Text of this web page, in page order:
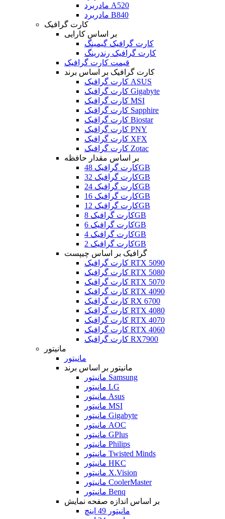
مادربرد A520
مادربرد B840
کارت گرافیک
بر اساس کارایی
کارت گرافیک گیمینگ
کارت گرافیک رندرینگ
قیمت کارت گرافیک
کارت گرافیک بر اساس برند
کارت گرافیک ASUS
کارت گرافیک Gigabyte
کارت گرافیک MSI
کارت گرافیک Sapphire
کارت گرافیک Biostar
کارت گرافیک PNY
کارت گرافیک XFX
کارت گرافیک Zotac
بر اساس مقدار حافظه
کارت گرافیک 48GB
کارت گرافیک 32GB
کارت گرافیک 24GB
کارت گرافیک 16GB
کارت گرافیک 12GB
کارت گرافیک 8GB
کارت گرافیک 6GB
کارت گرافیک 4GB
کارت گرافیک 2GB
گرافیک بر اساس چیپست
کارت گرافیک RTX 5090
کارت گرافیک RTX 5080
کارت گرافیک RTX 5070
کارت گرافیک RTX 4090
کارت گرافیک RX 6700
کارت گرافیک RTX 4080
کارت گرافیک RTX 4070
کارت گرافیک RTX 4060
کارت گرافیک RX7900
مانیتور
مانیتور
مانیتور بر اساس برند
مانیتور Samsung
مانیتور LG
مانیتور Asus
مانیتور MSI
مانیتور Gigabyte
مانیتور AOC
مانیتور GPlus
مانیتور Philips
مانیتور Twisted Minds
مانیتور HKC
مانیتور X.Vision
مانیتور CoolerMaster
مانیتور Benq
بر اساس اندازه صفحه نمایش
مانیتور 49 اینچ